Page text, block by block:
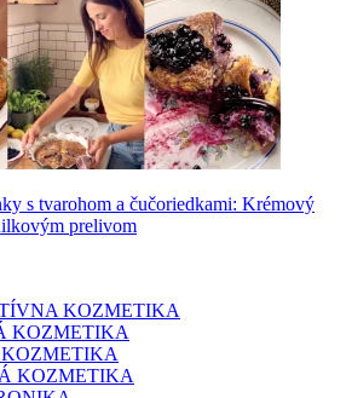
s tvarohom a čučoriedkami: Krémový
prelivom
KOZMETIKA
KOZMETIKA
KOZMETIKA